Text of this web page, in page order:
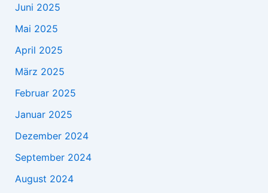
Juni 2025
Mai 2025
April 2025
März 2025
Februar 2025
Januar 2025
Dezember 2024
September 2024
August 2024